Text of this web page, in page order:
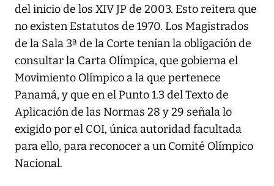
del inicio de los XIV JP de 2003. Esto reitera que
no existen Estatutos de 1970. Los Magistrados
de la Sala 3ª de la Corte tenían la obligación de
consultar la Carta Olímpica, que gobierna el
Movimiento Olímpico a la que pertenece
Panamá, y que en el Punto 1.3 del Texto de
Aplicación de las Normas 28 y 29 señala lo
exigido por el COI, única autoridad facultada
para ello, para reconocer a un Comité Olímpico
Nacional.